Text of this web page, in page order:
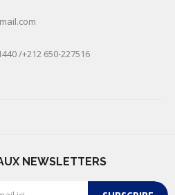
/+212 650-227516
NEWSLETTERS